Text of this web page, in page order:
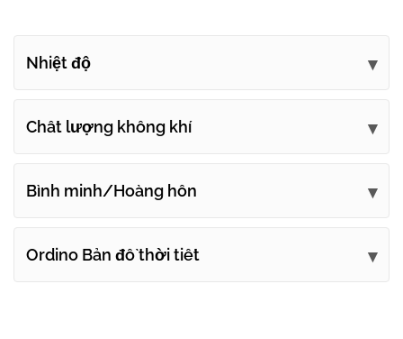
Nhiệt độ
Chất lượng không khí
Bình minh/Hoàng hôn
Ordino Bản đồ thời tiết